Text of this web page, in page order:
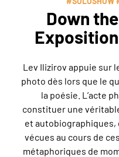
Down
Lev Ilizirov appuie sur
photo dès lors que le
la poésie. L’acte
constituer une
et
vécues au cours de
métaphoriques de